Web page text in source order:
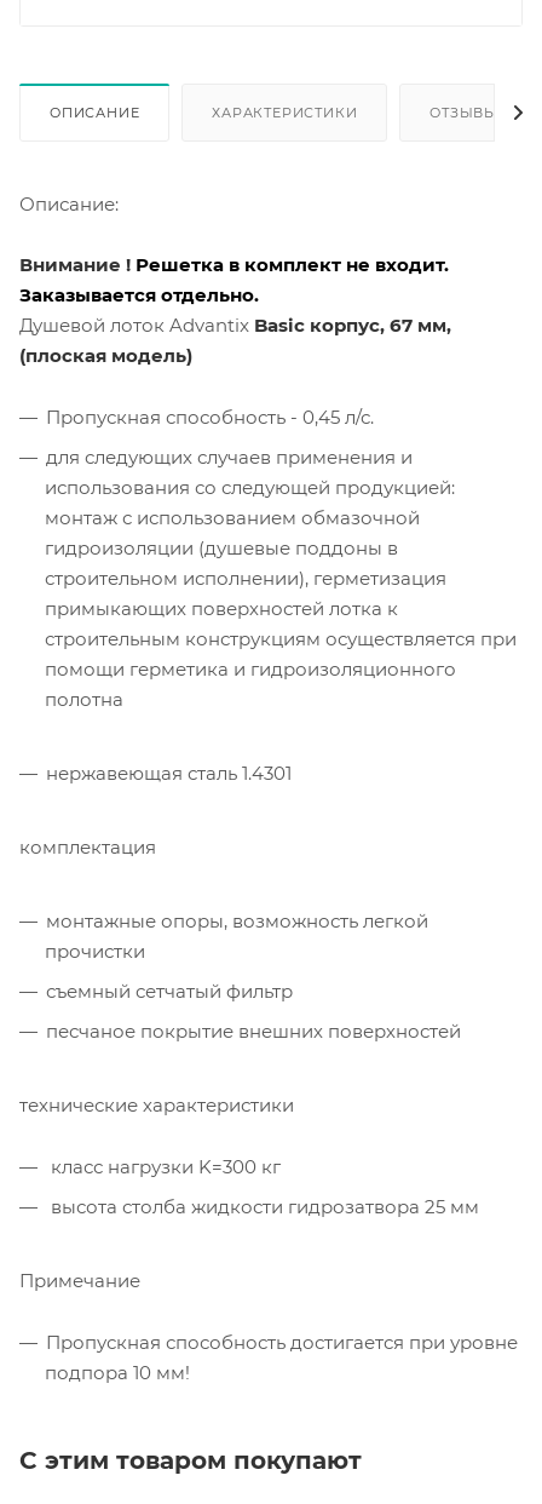
ОПИСАНИЕ ХАРАКТЕРИСТИКИ ОТЗЫВЫ
Описание:
Внимание ! Решетка в комплект не входит.
Заказывается отдельно.
Душевой лоток Advantix Basic корпус, 67 мм,
(плоская модель)
Пропускная способность - 0,45 л/с.
для следующих случаев применения и
использования со следующей продукцией:
монтаж с использованием обмазочной
гидроизоляции (душевые поддоны в
строительном исполнении), герметизация
примыкающих поверхностей лотка к
строительным конструкциям осуществляется при
помощи герметика и гидроизоляционного
полотна
нержавеющая сталь 1.4301
комплектация
монтажные опоры, возможность легкой
прочистки
съемный сетчатый фильтр
песчаное покрытие внешних поверхностей
технические характеристики
класс нагрузки K=300 кг
высота столба жидкости гидрозатвора 25 мм
Примечание
Пропускная способность достигается при уровне
подпора 10 мм!
С этим товаром покупают